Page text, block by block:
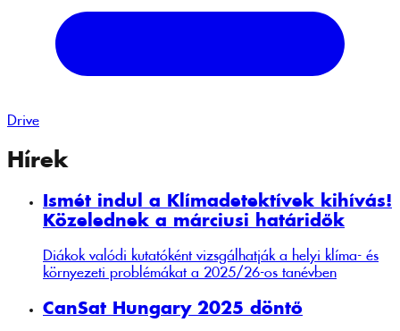
Drive
Hírek
Ismét indul a Klímadetektívek kihívás!
Közelednek a márciusi határidők
Diákok valódi kutatóként vizsgálhatják a helyi klíma- és
környezeti problémákat a 2025/26-os tanévben
CanSat Hungary 2025 döntő